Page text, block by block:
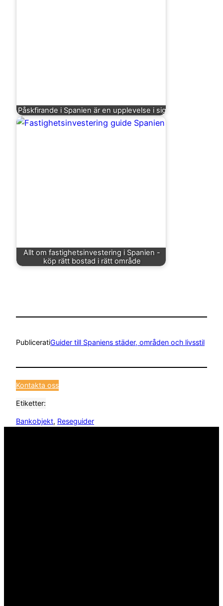
Påskfirande i Spanien är en upplevelse i sig
Allt om fastighetsinvestering i Spanien -
köp rätt bostad i rätt område
PubliceratiGuider till Spaniens städer, områden och livsstil
Kontakta oss
Etiketter:
Bankobjekt, Reseguider